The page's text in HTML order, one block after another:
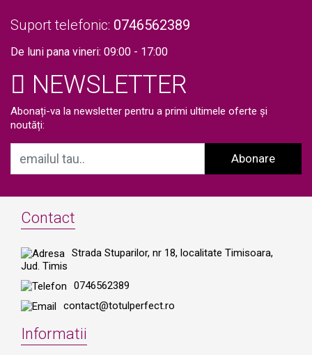
Suport telefonic: 0746562389
De luni pana vineri: 09:00 - 17:00
NEWSLETTER
Abonați-va la newsletter pentru a primi ultimele oferte și
noutăți:
Abonare
Contact
Strada Stuparilor, nr 18, localitate Timisoara,
Jud. Timis
0746562389
contact@totulperfect.ro
Informatii